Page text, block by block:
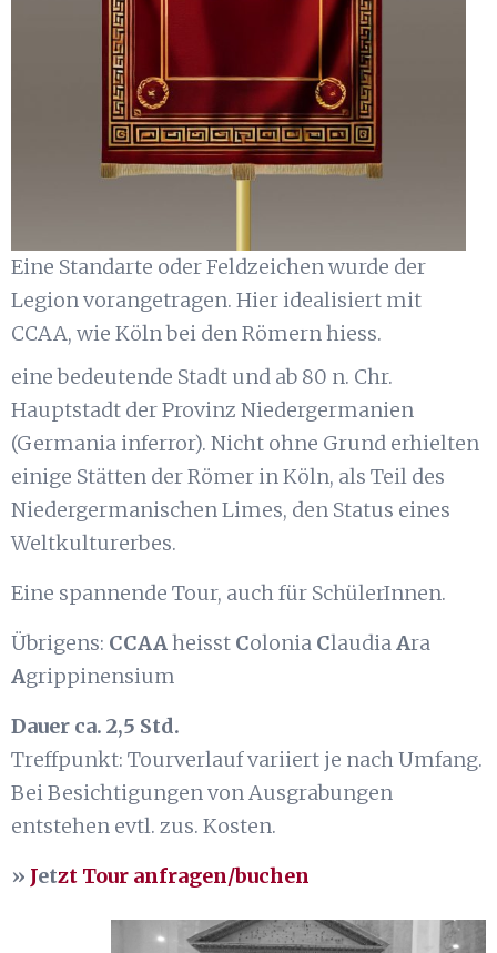
Eine Standarte oder Feldzeichen wurde der
Legion vorangetragen. Hier idealisiert mit
CCAA, wie Köln bei den Römern hiess.
eine bedeutende Stadt und ab 80 n. Chr.
Hauptstadt der Provinz Niedergermanien
(Germania inferror). Nicht ohne Grund erhielten
einige Stätten der Römer in Köln, als Teil des
Niedergermanischen Limes, den Status eines
Weltkulturerbes.
Eine spannende Tour, auch für SchülerInnen.
Übrigens: CCAAheisst Colonia ClaudiaAra
Agrippinensium
Dauer ca. 2,5 Std.
Treffpunkt: Tourverlauf variiert je nach Umfang.
Bei Besichtigungen von Ausgrabungen
entstehen evtl. zus. Kosten.
» Jetzt Tour anfragen/buchen